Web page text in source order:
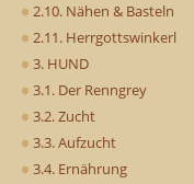
2.10. Nähen & Basteln
2.11. Herrgottswinkerl
3. HUND
3.1. Der Renngrey
3.2. Zucht
3.3. Aufzucht
3.4. Ernährung